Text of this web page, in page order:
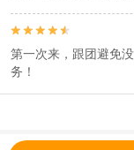


第一次来，跟团避免
务！